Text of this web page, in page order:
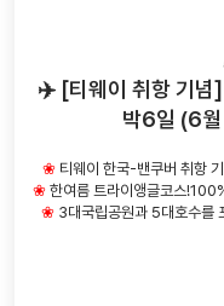
✈️ [티웨이 취항 기념
박6일 (6
❀티웨이 한국-밴쿠버 취항
❀ 한여름 트라이앵글코스
❀3대국립공원과 5대호수를